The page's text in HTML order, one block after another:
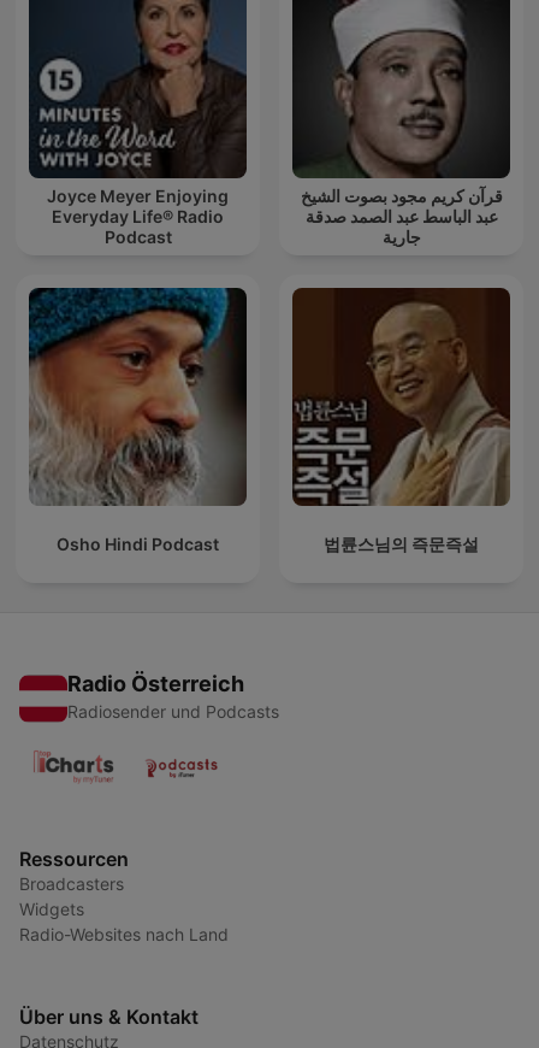
Joyce Meyer Enjoying
Everyday Life® Radio
Podcast
قرآن كريم مجود بصوت الشيخ
عبد الباسط عبد الصمد صدقة
جارية
Osho Hindi Podcast 법륜스님의 즉문즉설
Radio Österreich
Radiosender und Podcasts
Ressourcen
Broadcasters
Widgets
Radio-Websites nach Land
Über uns & Kontakt
Datenschutz